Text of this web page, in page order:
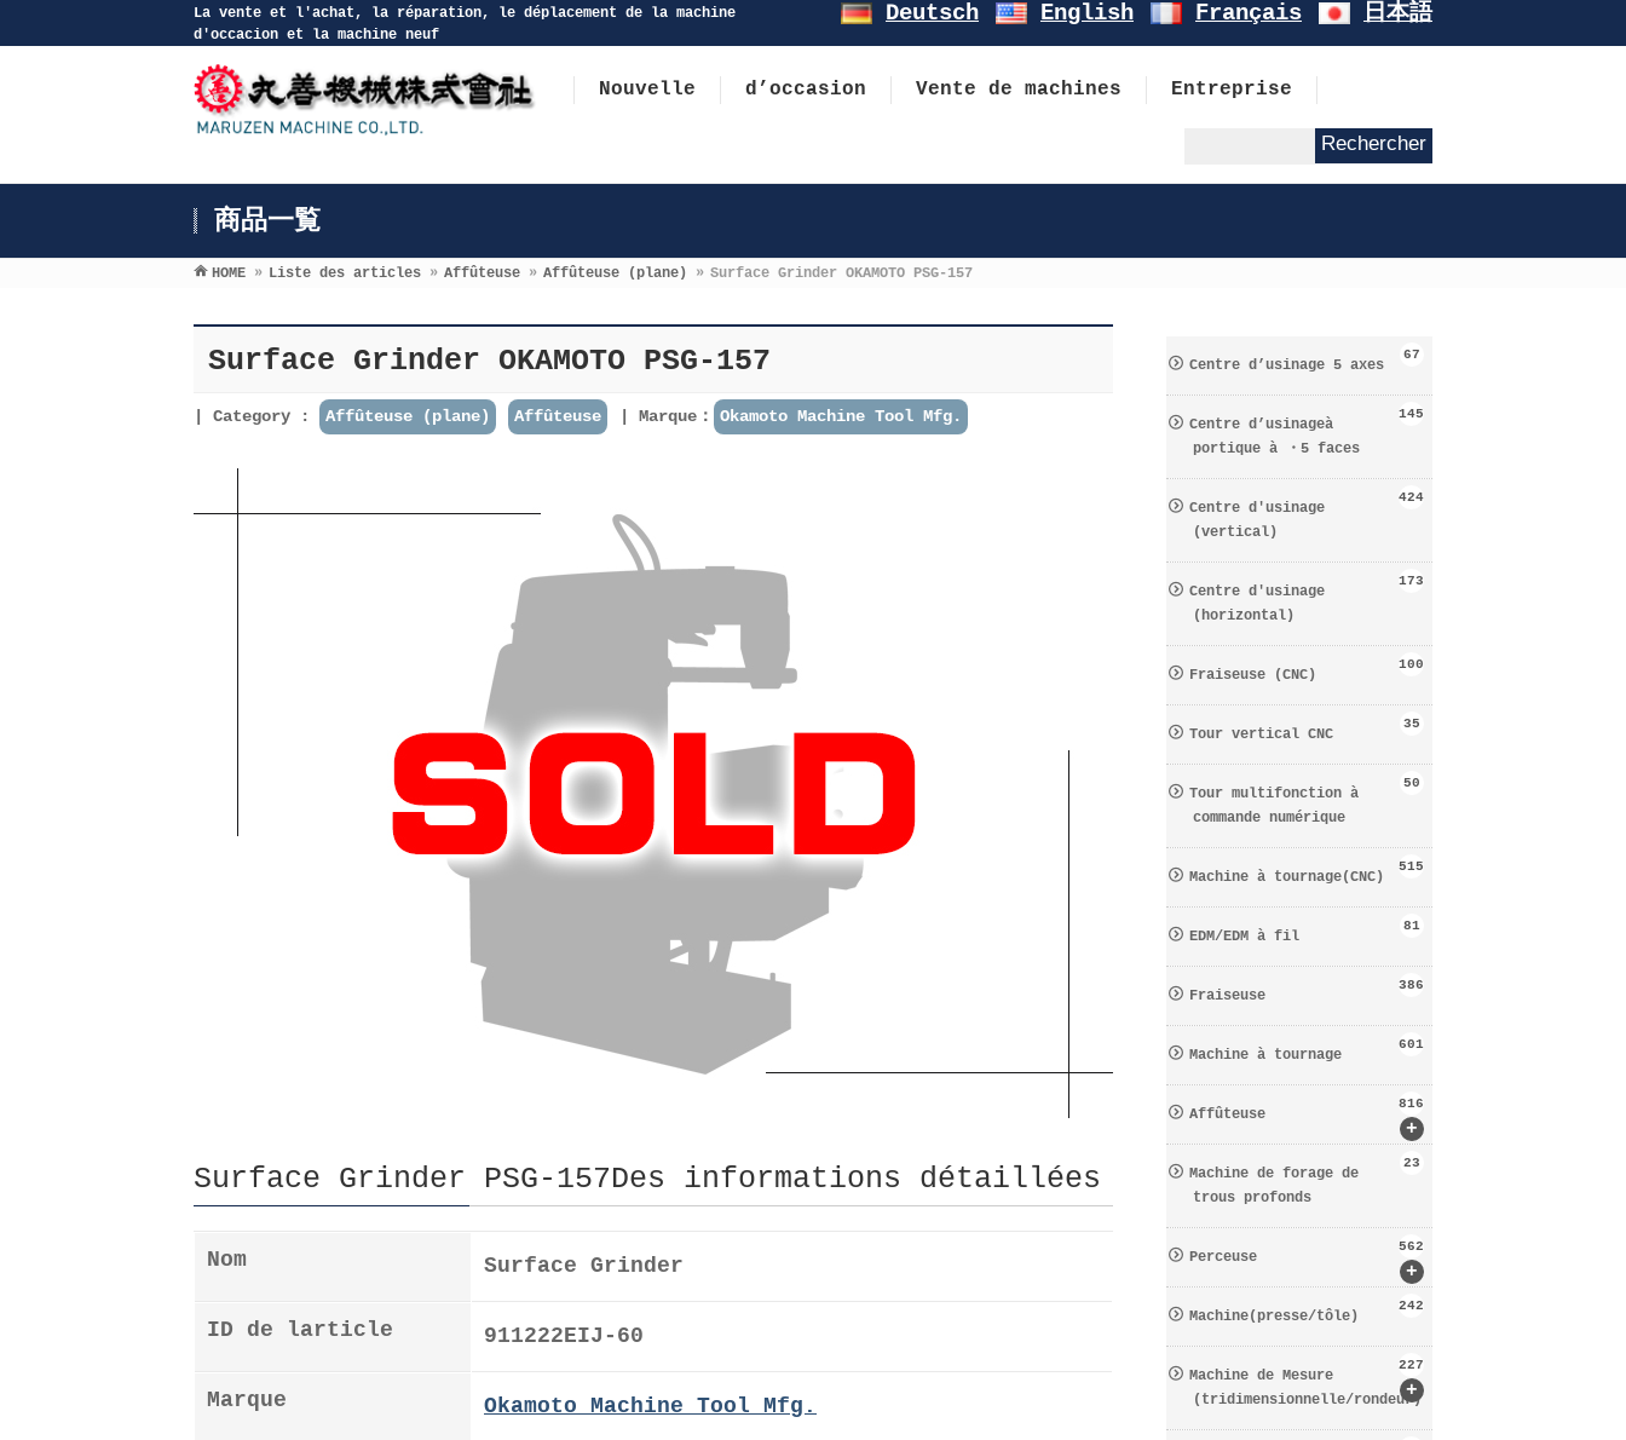
La vente et l′achat, la réparation, le déplacement de la machine
d′occacion et la machine neuf
Deutsch English Français 日本語
Nouvelle d’occasion Vente de machines Entreprise
商品一覧
HOME » Liste des articles » Affûteuse » Affûteuse (plane) » Surface Grinder OKAMOTO PSG-157
Surface Grinder OKAMOTO PSG-157
Category : Affûteuse (plane) Affûteuse Marque： Okamoto Machine Tool Mfg.
Surface Grinder PSG-157Des informations détaillées
Nom Surface Grinder
ID de larticle 911222EIJ-60
Marque Okamoto Machine Tool Mfg.
Centre d’usinage 5 axes
67
Centre d’usinageà
portique à ・5 faces
145
Centre d′usinage
(vertical)
424
Centre d′usinage
(horizontal)
173
Fraiseuse (CNC)
100
Tour vertical CNC
35
Tour multifonction à
commande numérique
50
Machine à tournage(CNC)
515
EDM/EDM à fil
81
Fraiseuse
386
Machine à tournage
601
+
Affûteuse
816
Machine de forage de
trous profonds
23
+
Perceuse
562
Machine(presse/tôle)
242
+
Machine de Mesure
(tridimensionnelle/rondeur)
227